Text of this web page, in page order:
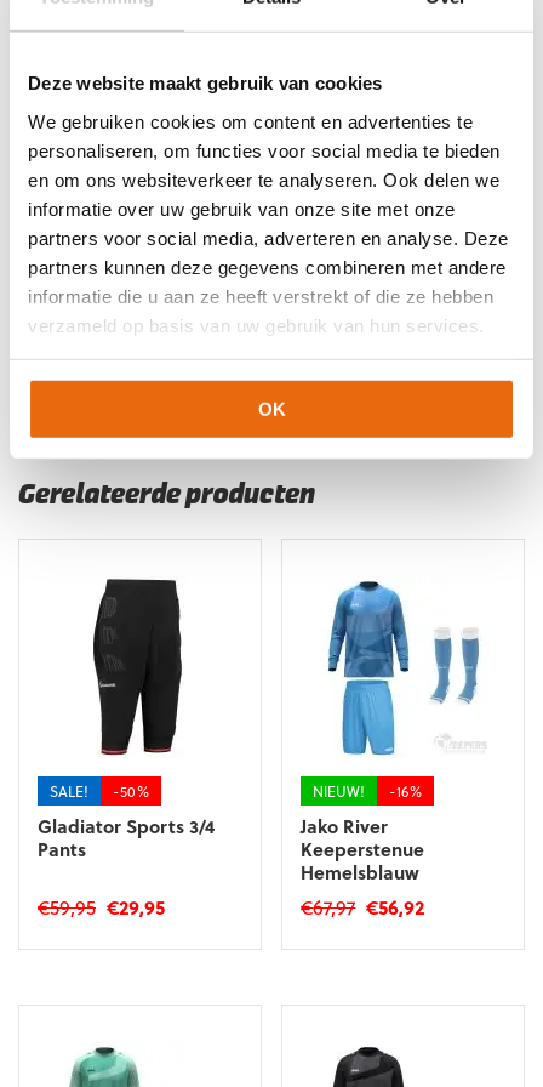
Deze website maakt gebruik van cookies
We gebruiken cookies om content en advertenties te
personaliseren, om functies voor social media te bieden
en om ons websiteverkeer te analyseren. Ook delen we
informatie over uw gebruik van onze site met onze
partners voor social media, adverteren en analyse. Deze
partners kunnen deze gegevens combineren met andere
informatie die u aan ze heeft verstrekt of die ze hebben
verzameld op basis van uw gebruik van hun services.
OK
Artikelnummers
EAN code
Eigenschappen
8720989805831
Maat: 140
8720989805855
Maat: 164
8720989805862
Maat: S
8720989805879
Maat: M
Maat: XXL
Let op!Houd rekening met 1-2 werkdagen extra levertijd
voor bedrukte artikelen.
Bedrukte artikelen kunnen wij helaas niet terugnemen.
Artikelnummer: 706280-07 Categorieën: Keeperskleding
Keeperstenue , Keeperstenue kind, Nieuw, Puma
keeperskleding,Senior Keeperstenue
Kleur
Fluo Yellow
Gerelateerde producten
SALE! -50%
Gladiator Sports 3/4
Pants
€59,95 Oorspronkelijke
€29,95Huidige
Dit
variaties.
Deze
NIEUW! -16%
Jako River
Keeperstenue
Hemelsblauw
€67,97 Oorspronkelijke
€56,92Huidige
Dit
variaties.
Deze